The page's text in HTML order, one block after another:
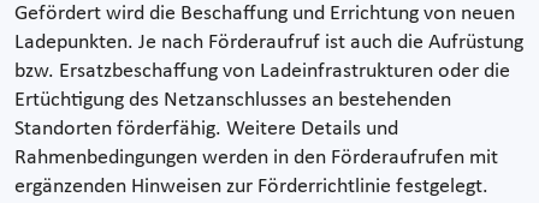
Gefördert wird die Beschaffung und Errichtung von neuen
Ladepunkten. Je nach Förderaufruf ist auch die Aufrüstung
bzw. Ersatzbeschaffung von Ladeinfrastrukturen oder die
Ertüchtigung des Netzanschlusses an bestehenden
Standorten förderfähig. Weitere Details und
Rahmenbedingungen werden in den Förderaufrufen mit
ergänzenden Hinweisen zur Förderrichtlinie festgelegt.